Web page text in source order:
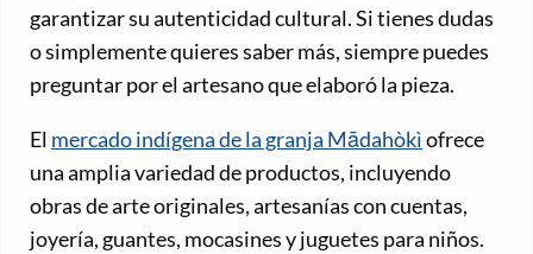
garantizar su autenticidad cultural. Si tienes dudas
o simplemente quieres saber más, siempre puedes
preguntar por el artesano que elaboró la pieza.
El mercado indígena de la granja Mādahòkìofrece
una amplia variedad de productos, incluyendo
obras de arte originales, artesanías con cuentas,
joyería, guantes, mocasines y juguetes para niños.